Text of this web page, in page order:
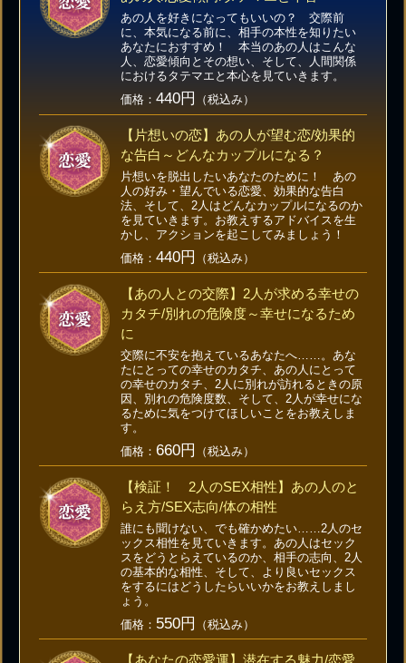
あの人を好きになってもいいの？ 交際前
に、本気になる前に、相手の本性を知りたい
あなたにおすすめ！ 本当のあの人はこんな
人、恋愛傾向とその想い、そして、人間関係
におけるタテマエと本心を見ていきます。
価格：440円 （税込み）
【片想いの恋】あの人が望む恋/効果的
な告白～どんなカップルになる？
片想いを脱出したいあなたのために！ あの
人の好み・望んでいる恋愛、効果的な告白
法、そして、2人はどんなカップルになるのか
を見ていきます。お教えするアドバイスを生
かし、アクションを起こしてみましょう！
価格：440円 （税込み）
【あの人との交際】2人が求める幸せの
カタチ/別れの危険度～幸せになるため
に
交際に不安を抱えているあなたへ……。あな
たにとっての幸せのカタチ、あの人にとって
の幸せのカタチ、2人に別れが訪れるときの原
因、別れの危険度数、そして、2人が幸せにな
るために気をつけてほしいことをお教えしま
す。
価格：660円 （税込み）
【検証！ 2人のSEX相性】あの人のと
らえ方/SEX志向/体の相性
誰にも聞けない、でも確かめたい……2人のセ
ックス相性を見ていきます。あの人はセック
スをどうとらえているのか、相手の志向、2人
の基本的な相性、そして、より良いセックス
をするにはどうしたらいいかをお教えしまし
ょう。
価格： 550円 （税込み）
【あなたの恋愛運】潜在する魅力/恋愛